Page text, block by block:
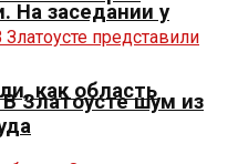
На заседании у
как область
Златоусте шум из